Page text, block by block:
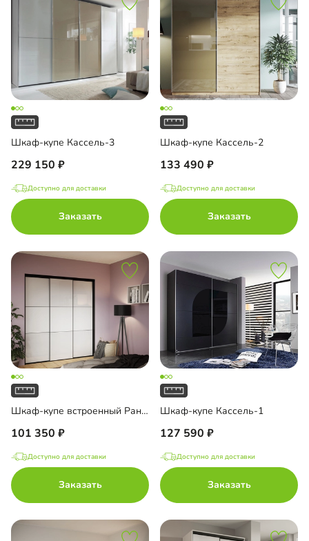
Шкаф-купе Кассель-3
229 150
Доступно для доставки
Заказать
Шкаф-купе Кассель-2
133 490
Доступно для доставки
Заказать
Шкаф-купе встроенный Ранкорн-2
101 350
Доступно для доставки
Заказать
Шкаф-купе Кассель-1
127 590
Доступно для доставки
Заказать